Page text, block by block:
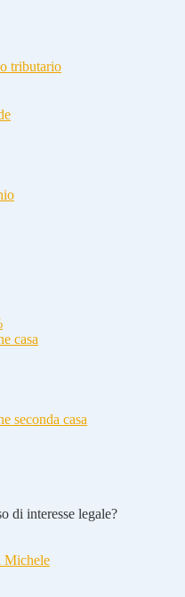
tributario
casa
seconda casa
di interesse legale?
Michele